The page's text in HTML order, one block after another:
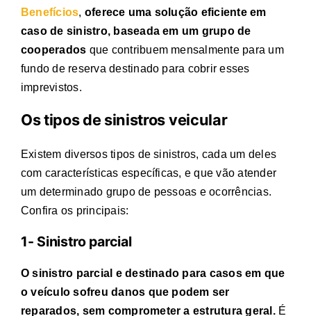
Benefícios, oferece uma solução eficiente em
caso de sinistro, baseada em um grupo de
cooperados que contribuem mensalmente para um
fundo de reserva destinado para cobrir esses
imprevistos.
Ostipos de sinistrosveicular
Existem diversostipos de sinistros, cada um deles
com características específicas, e que vão atender
um determinado grupo de pessoas e ocorrências.
Confira os principais:
1- Sinistro parcial
O sinistro parcial e destinado para casos em que
o veículo sofreu danos que podem ser
reparados, sem comprometer a estrutura geral. É